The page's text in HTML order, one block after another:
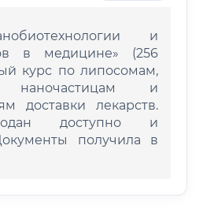
и
в медицине» (256
курс по липосомам,
наночастицам и
доставки лекарств.
доступно и
получила в